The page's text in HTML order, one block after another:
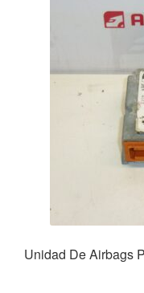
Unidad De Airbags